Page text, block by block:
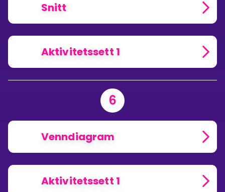
Snitt
Aktivitetssett 1
6
Venndiagram
Aktivitetssett 1